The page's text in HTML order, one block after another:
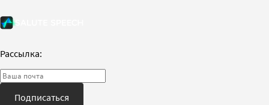
Рассылка:
Подписаться